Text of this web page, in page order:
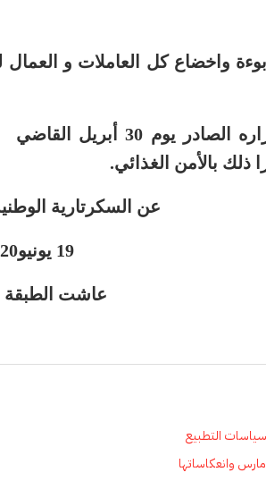
واخضاع كل العاملات و
نحمل المسؤولية لوزير الفلاحة بقراره
ذلك بالأمن الغذائي.
عن السكرتارية
التطبيع